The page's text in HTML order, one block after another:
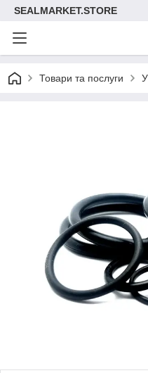
SEALMARKET.STORE
Товари та послуги